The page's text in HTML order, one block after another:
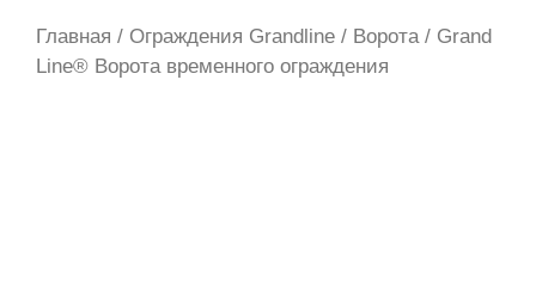
Главная / Ограждения Grandline / Ворота/ Grand
Line® Ворота временного ограждения